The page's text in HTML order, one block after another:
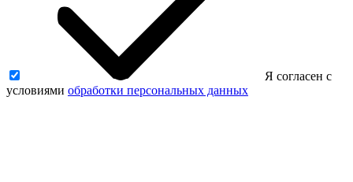
Я согласен с
условиями обработки персональных данных